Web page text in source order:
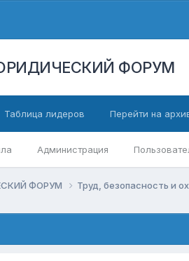
ФОРУМ
Администрация
Таблица лидеров Перейти на
ФОРУМ Труд, безопасность и